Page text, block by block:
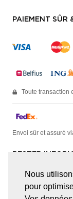
Nous
pour
PAIEMENT SÛR
Toute transaction
Envoi sûr et assuré
RESTER